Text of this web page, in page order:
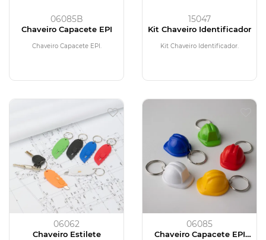
06085B
Chaveiro Capacete EPI
Chaveiro Capacete EPI.
15047
Kit Chaveiro Identificador
Kit Chaveiro Identificador.
06062
Chaveiro Estilete
06085
Chaveiro Capacete EPI